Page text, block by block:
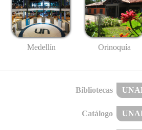
Medellín Orinoquía
Bibliotecas
Catálogo